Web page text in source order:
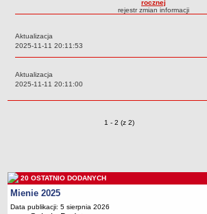
Przedszkola Miejskie
Zlikwidowane gimnazja
Wielofunkcyjna Placówka
Statut
Majątek
rocznej
rejestr zmian informacji
Aktualizacja
Data:
2025-11-11 20:11:53
Aktualizacja
Data:
2025-11-11 20:11:00
Zmiany o pozycjach
1 - 2 (z 2)
20 OSTATNIO DODANYCH
Mienie 2025
Data publikacji: 5 sierpnia 2026